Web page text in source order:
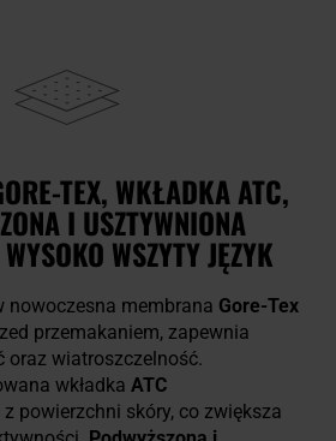
TEX, WKŁADKA ATC,
I USZTYWNIONA
WSZYTY JĘZYK
nowoczesna membrana Gore-Tex
przemakaniem, zapewnia
oraz wiatroszczelność.
wkładka ATC
powierzchni skóry, co zwiększa